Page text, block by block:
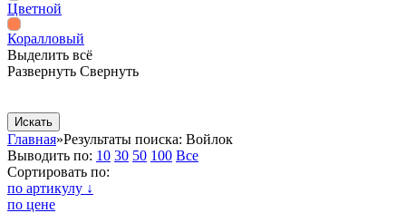
Цветной
Коралловый
Выделить всё
Развернуть Свернуть
Главная»Результаты поиска: Войлок
Выводить по: 10 30 50 100 Все
Сортировать по:
по артикулу ↓
по цене